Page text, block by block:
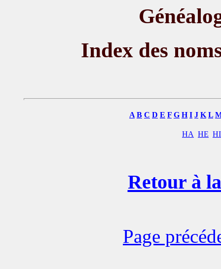
Index des
A B C D E F G H I J K L
HA HE HI
Retour à
Page